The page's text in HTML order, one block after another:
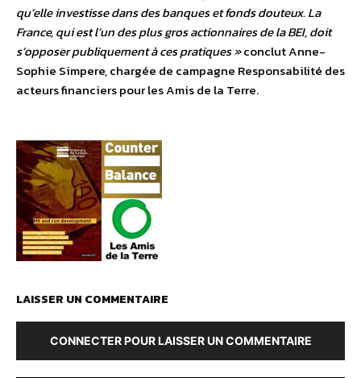
qu’elle investisse dans des banques et fonds douteux. La
France, qui est l’un des plus gros actionnaires de la BEI, doit
s’opposer publiquement à ces pratiques »conclut Anne-
Sophie Simpere, chargée de campagne Responsabilité des
acteurs financiers pour les Amis de la Terre.
LAISSER UN COMMENTAIRE
CONNECTER POUR LAISSER UN COMMENTAIRE